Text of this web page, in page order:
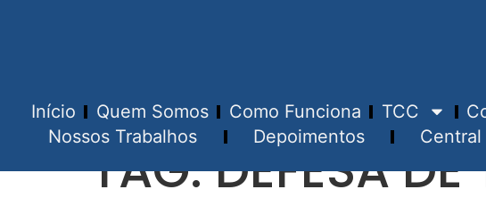
Início Quem Somos Como Funciona TCC
Nossos Trabalhos
Depoimentos
TAG:DEFESA